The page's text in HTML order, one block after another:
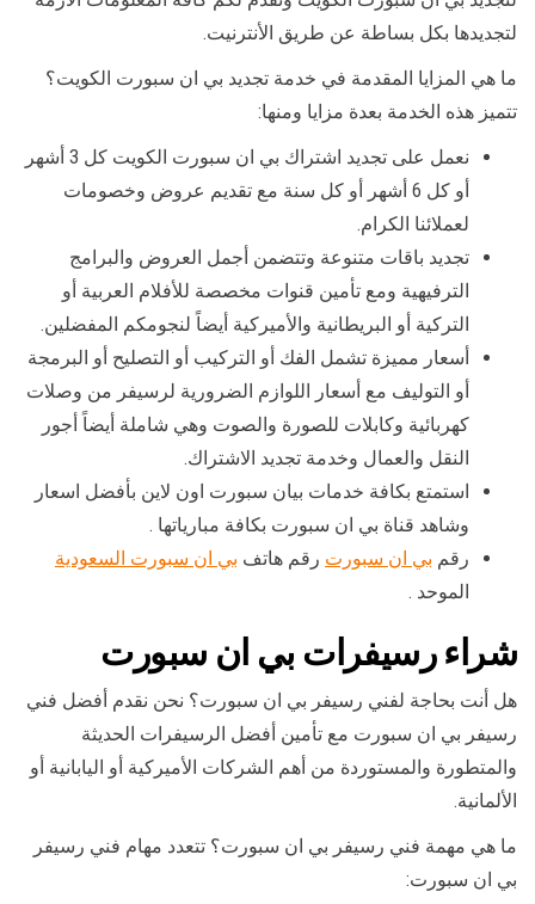
لتجديدها بكل بساطة عن طريق الأنترنيت.
ما هي المزايا المقدمة في خدمة تجديد بي ان سبورت الكويت؟
تتميز هذه الخدمة بعدة مزايا ومنها:
نعمل على تجديد اشتراك بي ان سبورت الكويت كل 3 أشهر
أو كل 6 أشهر أو كل سنة مع تقديم عروض وخصومات
لعملائنا الكرام.
تجديد باقات متنوعة وتتضمن أجمل العروض والبرامج
الترفيهية ومع تأمين قنوات مخصصة للأفلام العربية أو
التركية أو البريطانية والأميركية أيضاً لنجومكم المفضلين.
أسعار مميزة تشمل الفك أو التركيب أو التصليح أو البرمجة
أو التوليف مع أسعار اللوازم الضرورية لرسيفر من وصلات
كهربائية وكابلات للصورة والصوت وهي شاملة أيضاً أجور
النقل والعمال وخدمة تجديد الاشتراك.
استمتع بكافة خدمات بيان سبورت اون لاين بأفضل اسعار
وشاهد قناة بي ان سبورت بكافة مبارياتها .
رقم بي ان سبورت رقم هاتف بي ان سبورت السعودية
الموحد .
شراء رسيفرات بي ان سبورت
هل أنت بحاجة لفني رسيفر بي ان سبورت؟ نحن نقدم أفضل فني
رسيفر بي ان سبورت مع تأمين أفضل الرسيفرات الحديثة
والمتطورة والمستوردة من أهم الشركات الأميركية أو اليابانية أو
الألمانية.
ما هي مهمة فني رسيفر بي ان سبورت؟ تتعدد مهام فني رسيفر
بي ان سبورت: